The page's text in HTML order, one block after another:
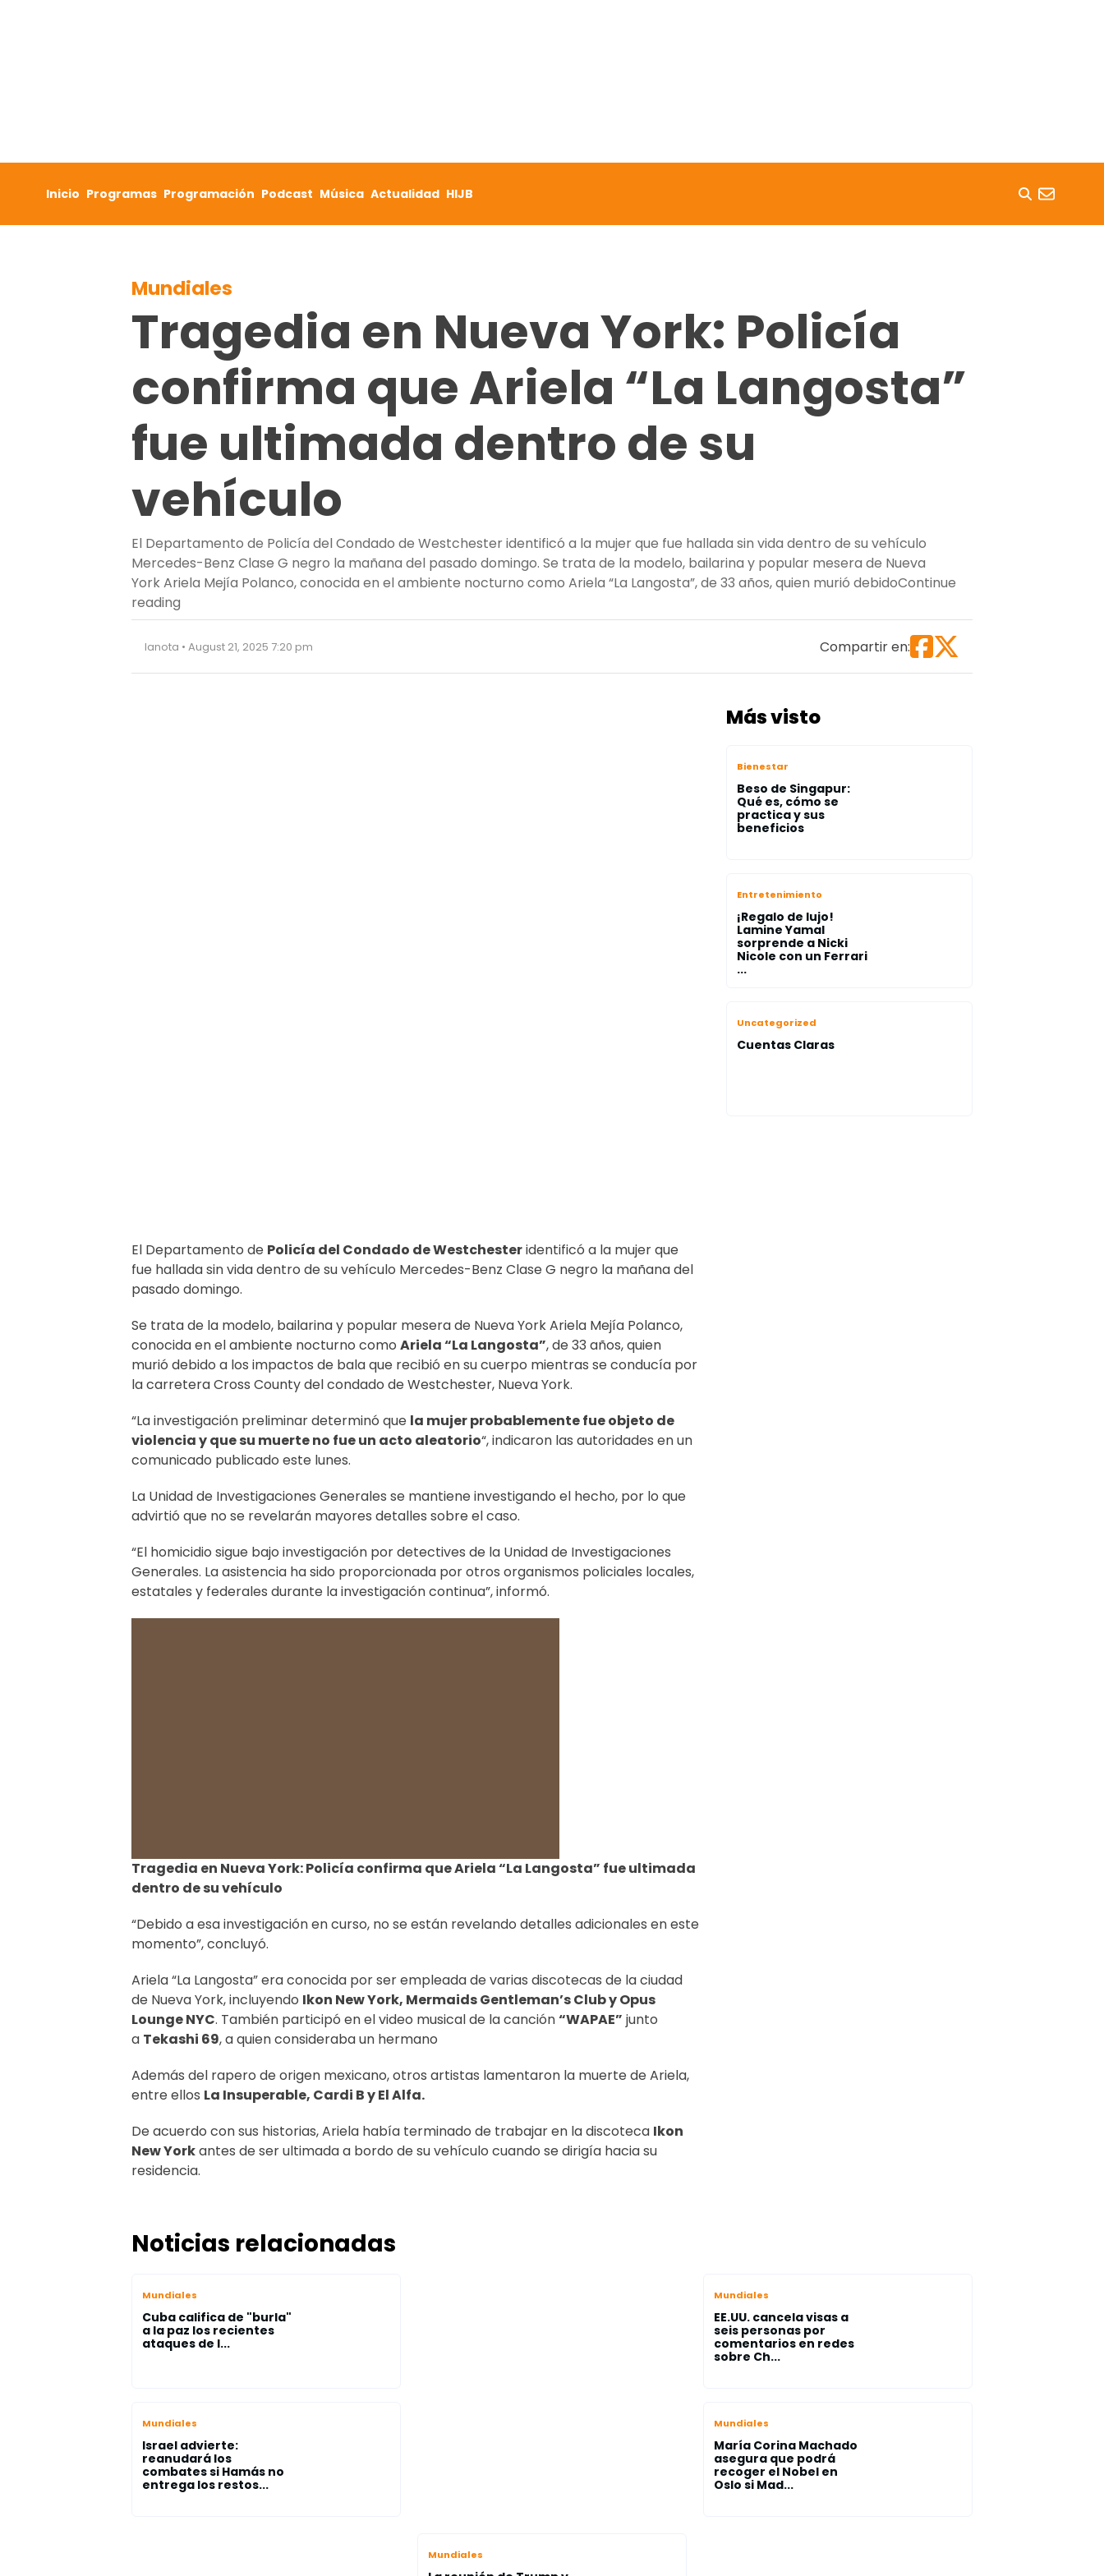
Inicio Programas Programación Podcast Música Actualidad HIJB
Mundiales
Tragedia en Nueva York: Policía
confirma que Ariela “La Langosta”
fue ultimada dentro de su
vehículo
El Departamento de Policía del Condado de Westchester identificó a la mujer que fue hallada sin vida dentro de su vehículo
Mercedes-Benz Clase G negro la mañana del pasado domingo. Se trata de la modelo, bailarina y popular mesera de Nueva
York Ariela Mejía Polanco, conocida en el ambiente nocturno como Ariela “La Langosta”, de 33 años, quien murió debidoContinue
reading
lanota • August 21, 2025 7:20 pm Compartir en:
El Departamento de Policía del Condado de Westchesteridentificó a la mujer que
fue hallada sin vida dentro de su vehículo Mercedes-Benz Clase G negro la mañana del
pasado domingo.
Se trata de la modelo, bailarina y popular mesera de Nueva York Ariela Mejía Polanco,
conocida en el ambiente nocturno como Ariela “La Langosta”, de 33 años, quien
murió debido a los impactos de bala que recibió en su cuerpo mientras se conducía por
la carretera Cross County del condado de Westchester, Nueva York.
“La investigación preliminar determinó que la mujer probablemente fue objeto de
violencia y que su muerte no fue un acto aleatorio“, indicaron las autoridades en un
comunicado publicado este lunes.
La Unidad de Investigaciones Generales se mantiene investigando el hecho, por lo que
advirtió que no se revelarán mayores detalles sobre el caso.
“El homicidio sigue bajo investigación por detectives de la Unidad de Investigaciones
Generales. La asistencia ha sido proporcionada por otros organismos policiales locales,
estatales y federales durante la investigación continua”, informó.
Tragedia en Nueva York: Policía confirma que Ariela “La Langosta” fue ultimada
dentro de su vehículo
“Debido a esa investigación en curso, no se están revelando detalles adicionales en este
momento”, concluyó.
Ariela “La Langosta” era conocida por ser empleada de varias discotecas de la ciudad
de Nueva York, incluyendo Ikon New York, Mermaids Gentleman’s Club y Opus
Lounge NYC. También participó en el video musical de la canción“WAPAE” junto
a Tekashi 69, a quien consideraba un hermano
Además del rapero de origen mexicano, otros artistas lamentaron la muerte de Ariela,
entre ellos La Insuperable, Cardi B y El Alfa.
De acuerdo con sus historias, Ariela había terminado de trabajar en la discoteca Ikon
New Yorkantes de ser ultimada a bordo de su vehículo cuando se dirigía hacia su
residencia.
Más visto
Bienestar
Beso de Singapur:
Qué es, cómo se
practica y sus
beneficios
Entretenimiento
¡Regalo de lujo!
Lamine Yamal
sorprende a Nicki
Nicole con un Ferrari
...
Uncategorized
Cuentas Claras
Noticias relacionadas
Mundiales
Cuba califica de "burla"
a la paz los recientes
ataques de I...
Mundiales
Israel advierte:
reanudará los
combates si Hamás no
entrega los restos...
Mundiales
EE.UU. cancela visas a
seis personas por
comentarios en redes
sobre Ch...
Mundiales
María Corina Machado
asegura que podrá
recoger el Nobel en
Oslo si Mad...
Mundiales